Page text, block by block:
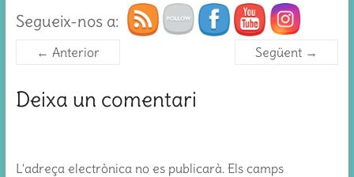
Segueix-nos a:
← Anterior Següent →
Deixa un comentari
L'adreça electrònica no es publicarà. Els camps